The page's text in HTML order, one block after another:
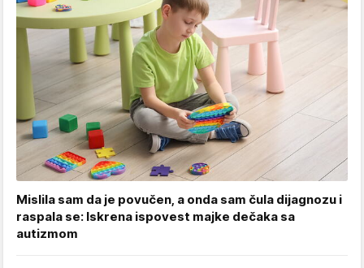
Mislila sam da je povučen, a onda sam čula dijagnozu i
raspala se: Iskrena ispovest majke dečaka sa
autizmom